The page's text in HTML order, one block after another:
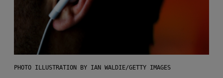
PHOTO ILLUSTRATION BY IAN WALDIE/GETTY IMAGES